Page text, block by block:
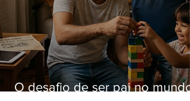
O desafio de ser pai no mundo